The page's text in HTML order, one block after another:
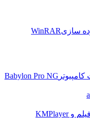
سازیWinRAR
Babylon Pro NG
وKMPlayer